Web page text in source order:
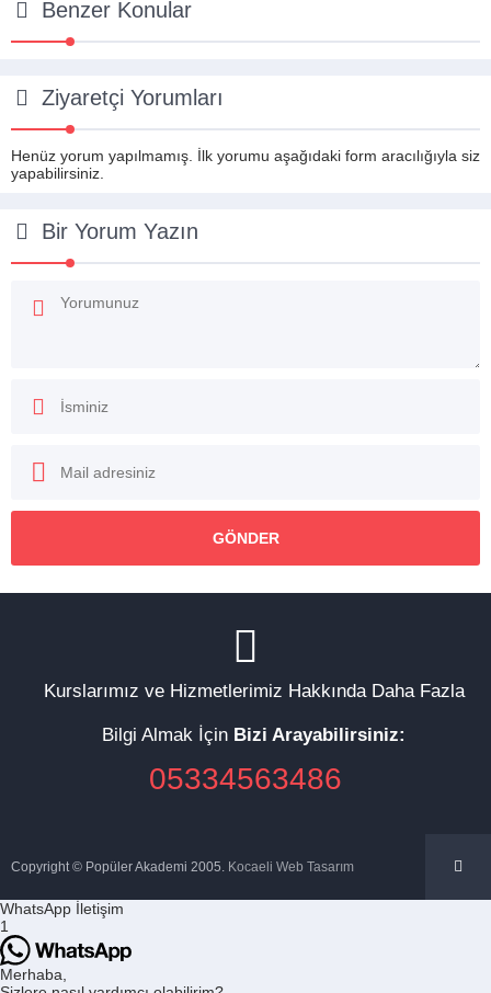
Benzer Konular
Ziyaretçi Yorumları
Henüz yorum yapılmamış. İlk yorumu aşağıdaki form aracılığıyla siz
yapabilirsiniz.
Bir Yorum Yazın
Kurslarımız ve Hizmetlerimiz Hakkında Daha Fazla
Bilgi Almak İçin Bizi Arayabilirsiniz:
05334563486
Copyright © Popüler Akademi 2005. Kocaeli Web Tasarım
WhatsApp İletişim
1
Merhaba,